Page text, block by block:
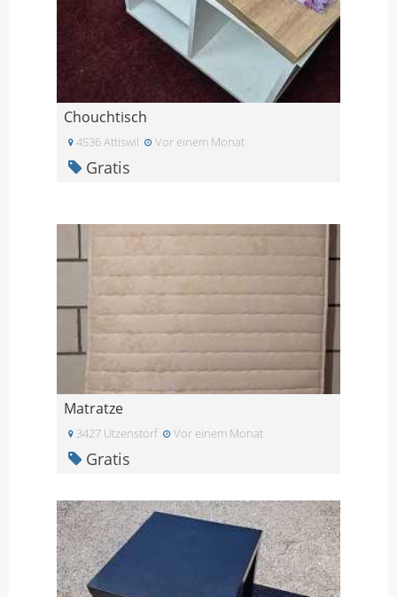
Chouchtisch
4536 Attiswil Vor einem Monat
Gratis
Matratze
3427 Utzenstorf Vor einem Monat
Gratis